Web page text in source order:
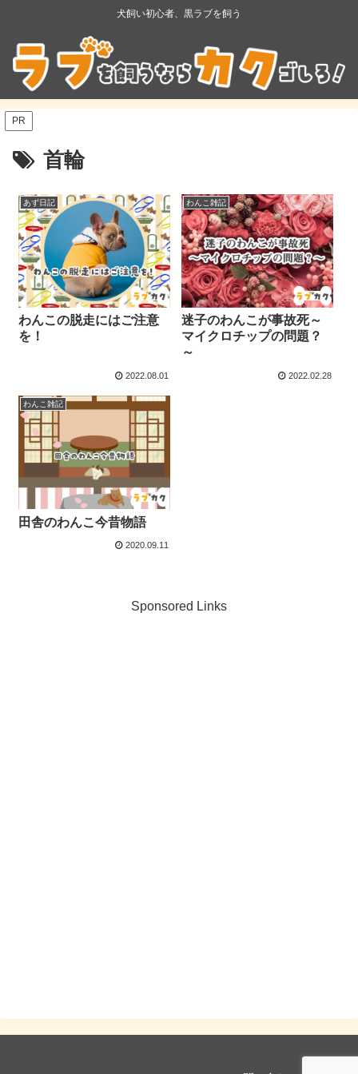
犬飼い初心者、黒ラブを飼う
PR
首輪
あず日記
わんこの脱走にはご注意
を！
2022.08.01
わんこ雑記
迷子のわんこが事故死～
マイクロチップの問題？
～
2022.02.28
わんこ雑記
田舎のわんこ今昔物語
2020.09.11
Sponsored Links